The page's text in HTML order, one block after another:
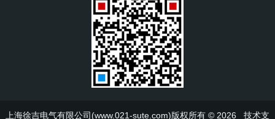
上海徐吉电气有限公司(www.021-sute.com)版权所有 © 2026 技术支